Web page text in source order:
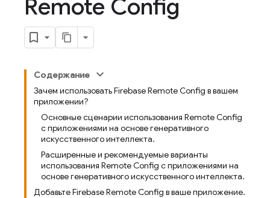
Remote Config
Содержание
Зачем использовать Firebase Remote Config в вашем
приложении?
Основные сценарии использования Remote Config
с приложениями на основе генеративного
искусственного интеллекта.
Расширенные и рекомендуемые варианты
использования Remote Config с приложениями на
основе генеративного искусственного интеллекта.
Добавьте Firebase Remote Config в ваше приложение.